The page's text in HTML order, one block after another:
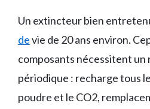
Un extincteur bien
devie de 20 ans environ.
composants nécessitent un
périodique : recharge tous
poudre et le CO2,